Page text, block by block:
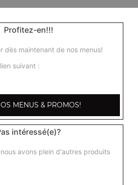
Profitez-en!!!
dès maintenant de nos menus!
suivant :
MENUS & PROMOS!
intéressé(e)?
avons plein d'autres produits